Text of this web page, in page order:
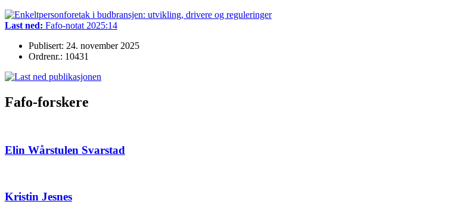
Last ned: Fafo-notat 2025:14
Publisert: 24. november 2025
Ordrenr.: 10431
Fafo-forskere
Elin Wårstulen Svarstad
Kristin Jesnes